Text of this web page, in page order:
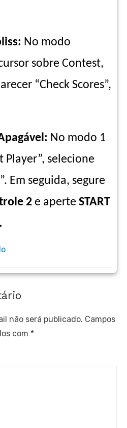
No modo
sobre Contest,
“Check Scores”,
No modo 1
Player”, selecione
Em seguida, segure
2 e aperte START
não será publicado. Campos
com *